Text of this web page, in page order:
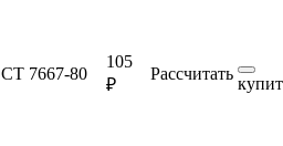
7667-80
105
₽
Рассчитать